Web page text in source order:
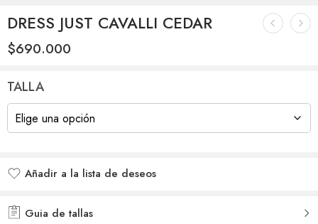
DRESS JUST CAVALLI CEDAR
$690.000
TALLA
Añadir a la lista de deseos
Guia de tallas